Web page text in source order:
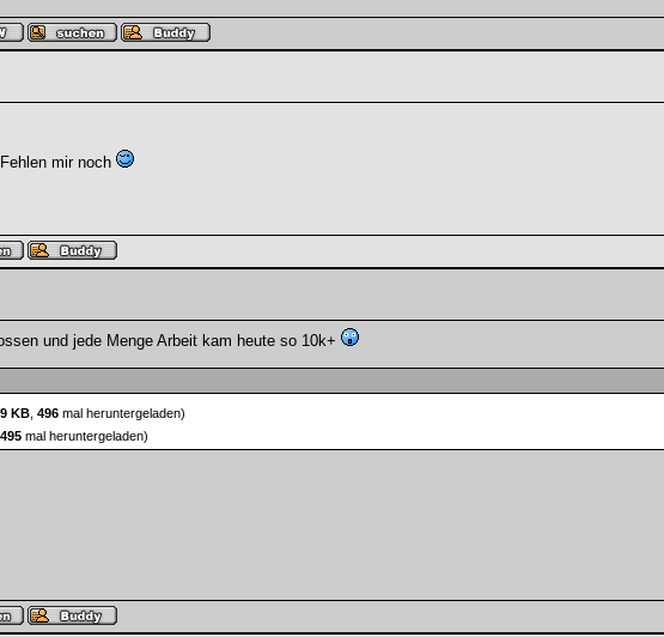
mir noch
und jede Menge Arbeit kam heute so 10k+
KB 496 mal heruntergeladen)
495 mal heruntergeladen)